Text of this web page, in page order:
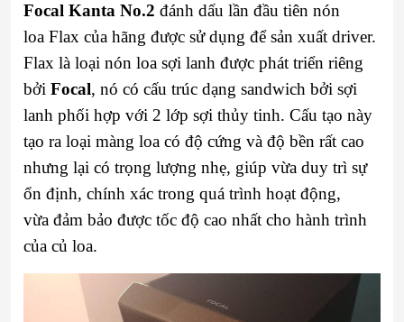
Focal Kanta No.2 đánh dấu lần đầu tiên nón
loa Flax của hãng được sử dụng để sản xuất driver.
Flax là loại nón loa sợi lanh được phát triển riêng
bởi Focal, nó có cấu trúc dạng sandwich bởi sợi
lanh phối hợp với 2 lớp sợi thủy tinh. Cấu tạo này
tạo ra loại màng loa có độ cứng và độ bền rất cao
nhưng lại có trọng lượng nhẹ, giúp vừa duy trì sự
ổn định, chính xác trong quá trình hoạt động,
vừa đảm bảo được tốc độ cao nhất cho hành trình
của củ loa.